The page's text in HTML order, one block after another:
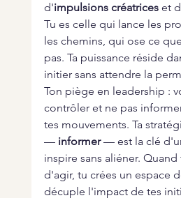
d'impulsions créatrices et
Tu es celle qui lance les
les chemins, qui ose ce
pas. Ta puissance réside
initier sans attendre la
Ton piège en leadership :
contrôler et ne pas
tes mouvements. Ta
— informer — est la clé
inspire sans aliéner.
d'agir, tu crées un espace
décuple l'impact de tes